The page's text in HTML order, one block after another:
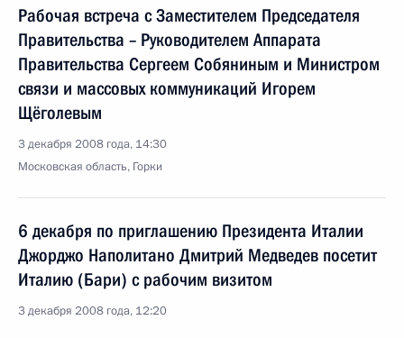
Рабочая встреча с Заместителем Председателя
Правительства – Руководителем Аппарата
Правительства Сергеем Собяниным и Министром
связи и массовых коммуникаций Игорем
Щёголевым
3 декабря 2008 года, 14:30
Московская область, Горки
6 декабря по приглашению Президента Италии
Джорджо Наполитано Дмитрий Медведев посетит
Италию (Бари) с рабочим визитом
3 декабря 2008 года, 12:20